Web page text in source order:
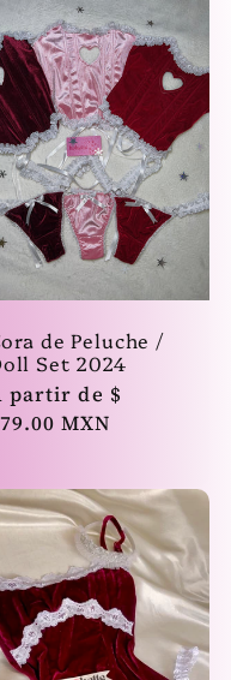
de Peluche /
Set 2024
partir de $
MXN